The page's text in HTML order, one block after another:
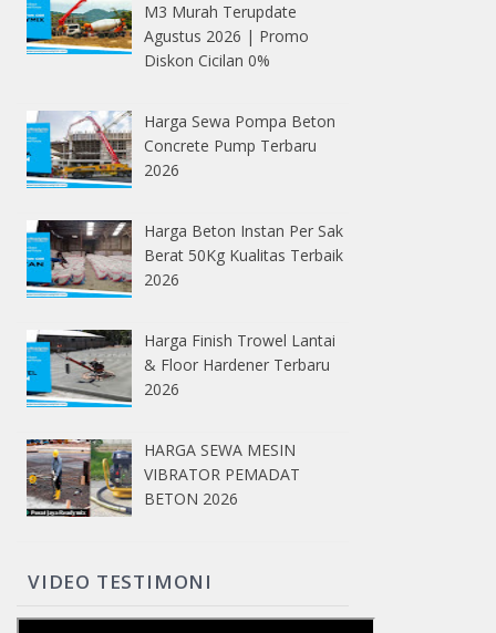
M3 Murah Terupdate
Agustus 2026 | Promo
Diskon Cicilan 0%
Harga Sewa Pompa Beton
Concrete Pump Terbaru
2026
Harga Beton Instan Per Sak
Berat 50Kg Kualitas Terbaik
2026
Harga Finish Trowel Lantai
& Floor Hardener Terbaru
2026
HARGA SEWA MESIN
VIBRATOR PEMADAT
BETON 2026
VIDEO TESTIMONI